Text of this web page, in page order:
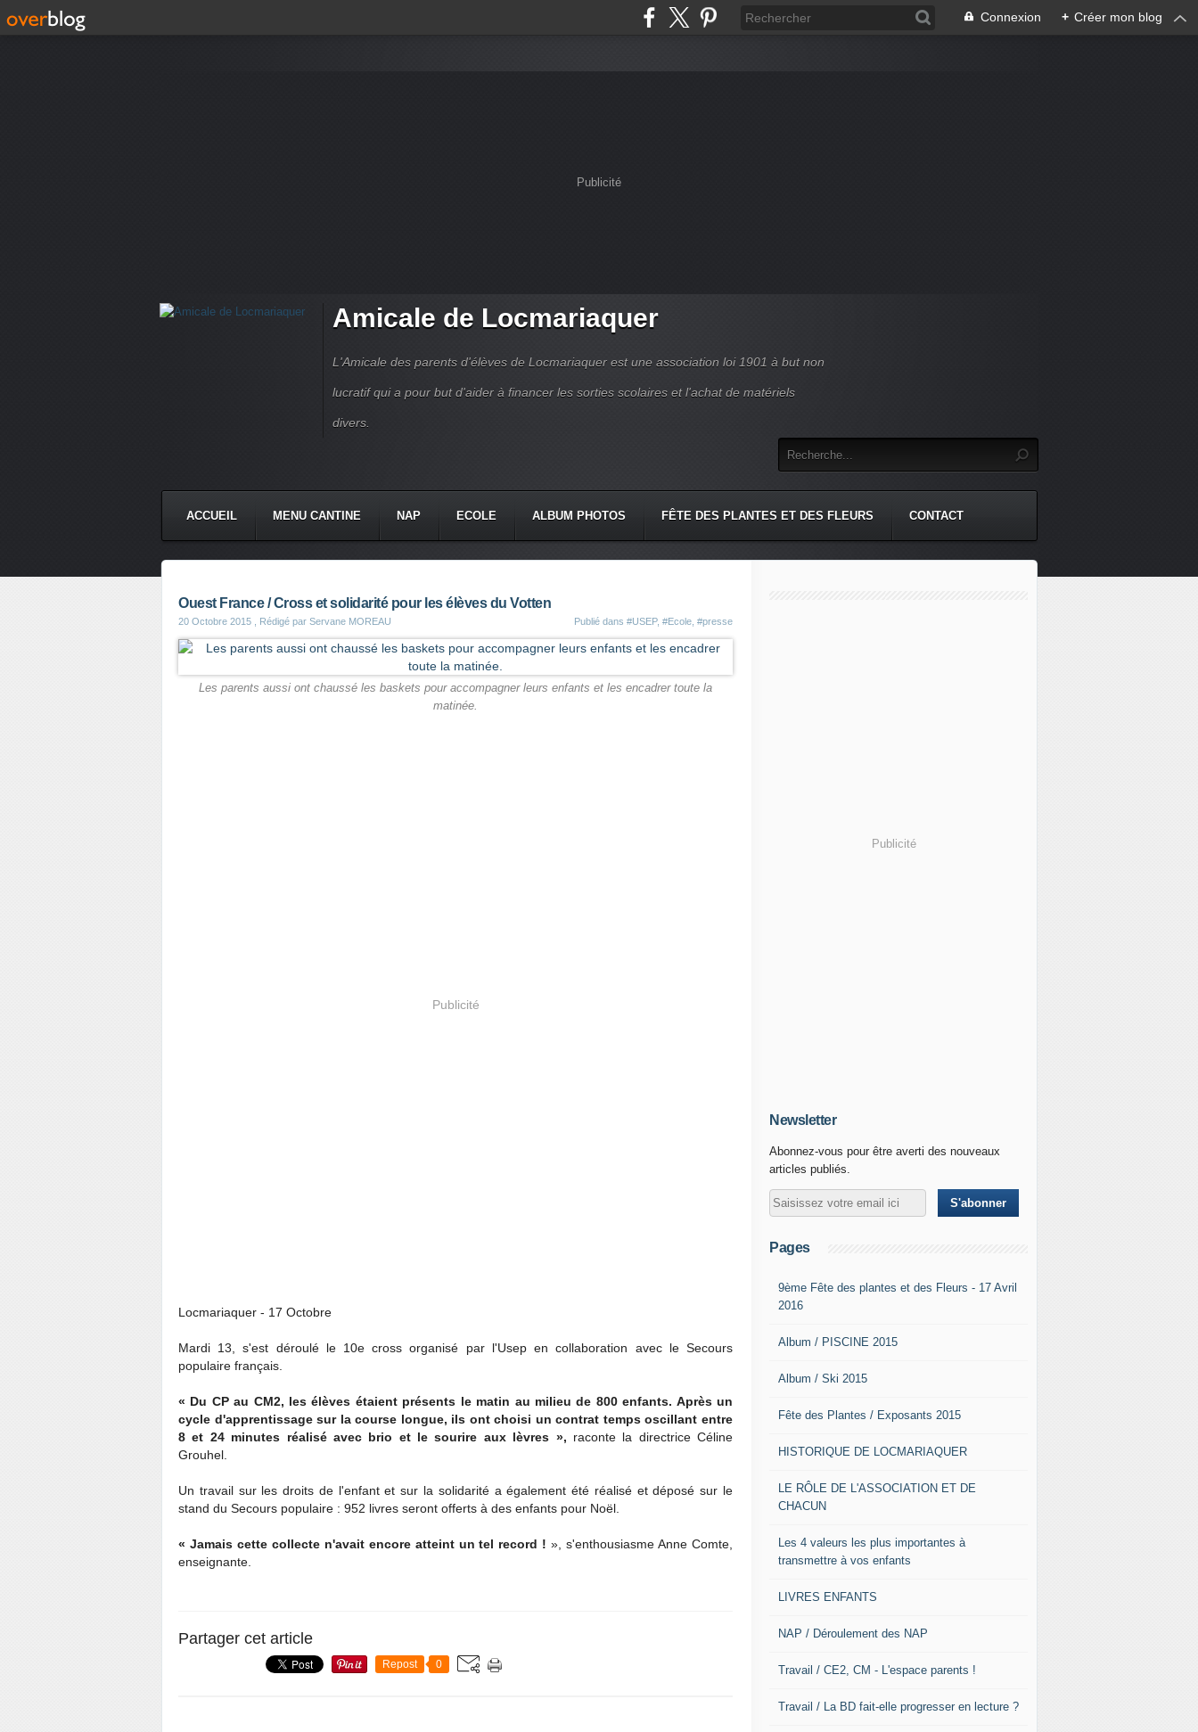
Connexion + Créer mon blog
Publicité
Amicale de Locmariaquer
L'Amicale des parents d'élèves de Locmariaquer est une association loi 1901 à but non
lucratif qui a pour but d'aider à financer les sorties scolaires et l'achat de matériels
divers.
ACCUEIL MENU CANTINE NAP ECOLE ALBUM PHOTOS FÊTE DES PLANTES ET DES FLEURS CONTACT
Ouest France / Cross et solidarité pour les élèves du Votten
20 Octobre 2015 , Rédigé par Servane MOREAU Publié dans #USEP, #Ecole #presse
Les parents aussi ont chaussé les baskets pour accompagner leurs enfants et les encadrer toute la
matinée.
Publicité
Locmariaquer - 17 Octobre
Mardi 13, s'est déroulé le 10e cross organisé par l'Usep en collaboration avec le Secours
populaire français.
« Du CP au CM2, les élèves étaient présents le matin au milieu de 800 enfants. Après un
cycle d'apprentissage sur la course longue, ils ont choisi un contrat temps oscillant entre
8 et 24 minutes réalisé avec brio et le sourire aux lèvres », raconte la directrice Céline
Grouhel.
Un travail sur les droits de l'enfant et sur la solidarité a également été réalisé et déposé sur le
stand du Secours populaire : 952 livres seront offerts à des enfants pour Noël.
« Jamais cette collecte n'avait encore atteint un tel record !», s'enthousiasme Anne Comte,
enseignante.
Partager cet article
Repost 0
Publicité
Newsletter
Abonnez-vous pour être averti des nouveaux
articles publiés.
Pages
9ème Fête des plantes et des Fleurs - 17 Avril
2016
Album / PISCINE 2015
Album / Ski 2015
Fête des Plantes / Exposants 2015
HISTORIQUE DE LOCMARIAQUER
LE RÔLE DE L'ASSOCIATION ET DE
CHACUN
Les 4 valeurs les plus importantes à
transmettre à vos enfants
LIVRES ENFANTS
NAP / Déroulement des NAP
Travail / CE2, CM - L'espace parents !
Travail / La BD fait-elle progresser en lecture ?